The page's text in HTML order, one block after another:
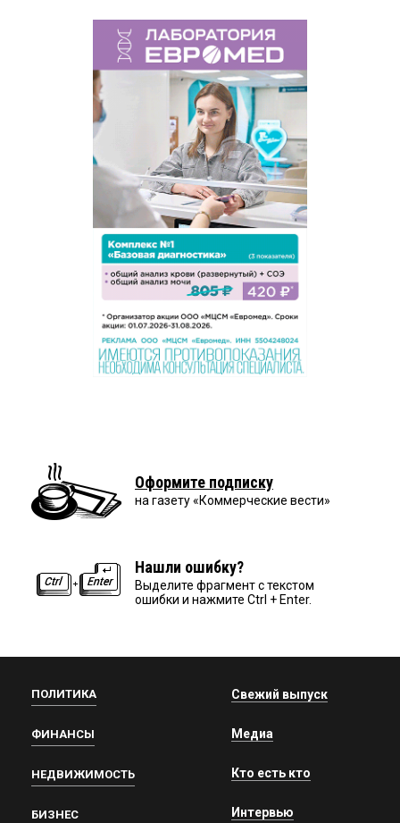
Оформите подписку
на газету «Коммерческие вести»
Нашли ошибку?
Выделите фрагмент с текстом
ошибки и нажмите Ctrl + Enter.
ПОЛИТИКА
ФИНАНСЫ
НЕДВИЖИМОСТЬ
БИЗНЕС
Свежий выпуск
Медиа
Кто есть кто
Интервью